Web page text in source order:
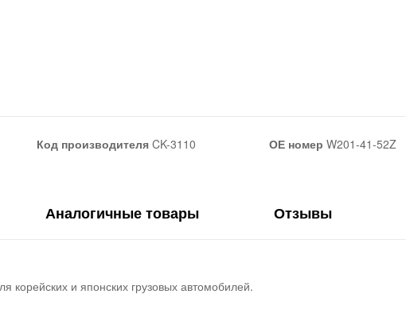
Код производителяCK-3110 ОЕ номер W201-41-52Z
Аналогичные товары Отзывы
корейских и японских грузовых автомобилей.